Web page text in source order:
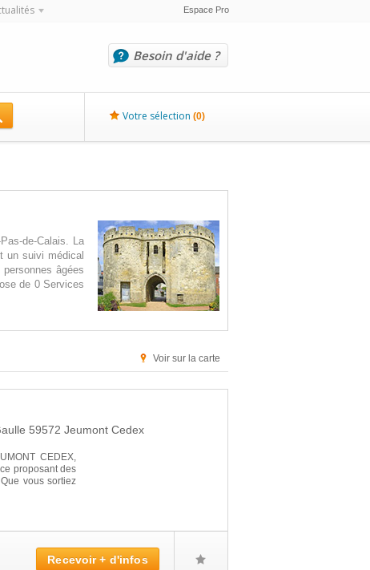
Espace Pro
Besoin d'aide ?
Votre sélection (0)
de-Calais. La
un suivi médical
âgées
de 0 Services
Voir sur la carte
59572 Jeumont Cedex
CEDEX,
proposant des
vous sortiez
Recevoir + d'infos